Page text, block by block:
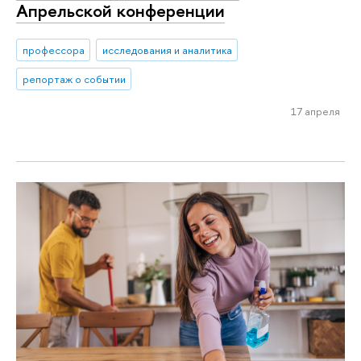
Апрельской конференции
профессора
исследования и аналитика
репортаж о событии
17 апреля